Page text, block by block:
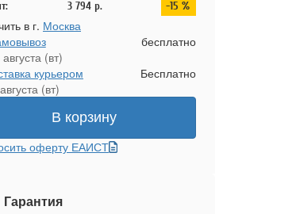
3 794 р. -15 %
в г. Москва
(вт)
бесплатно
курьером
(вт)
Бесплатно
В корзину
оферту ЕАИСТ
Гарантия